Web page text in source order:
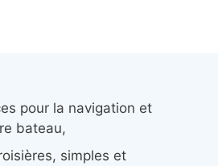
pour la navigation et
bateau,
simples et